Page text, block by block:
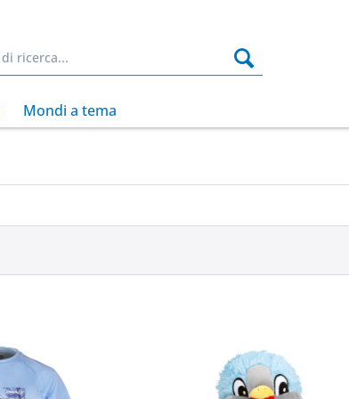
Mondi a tema